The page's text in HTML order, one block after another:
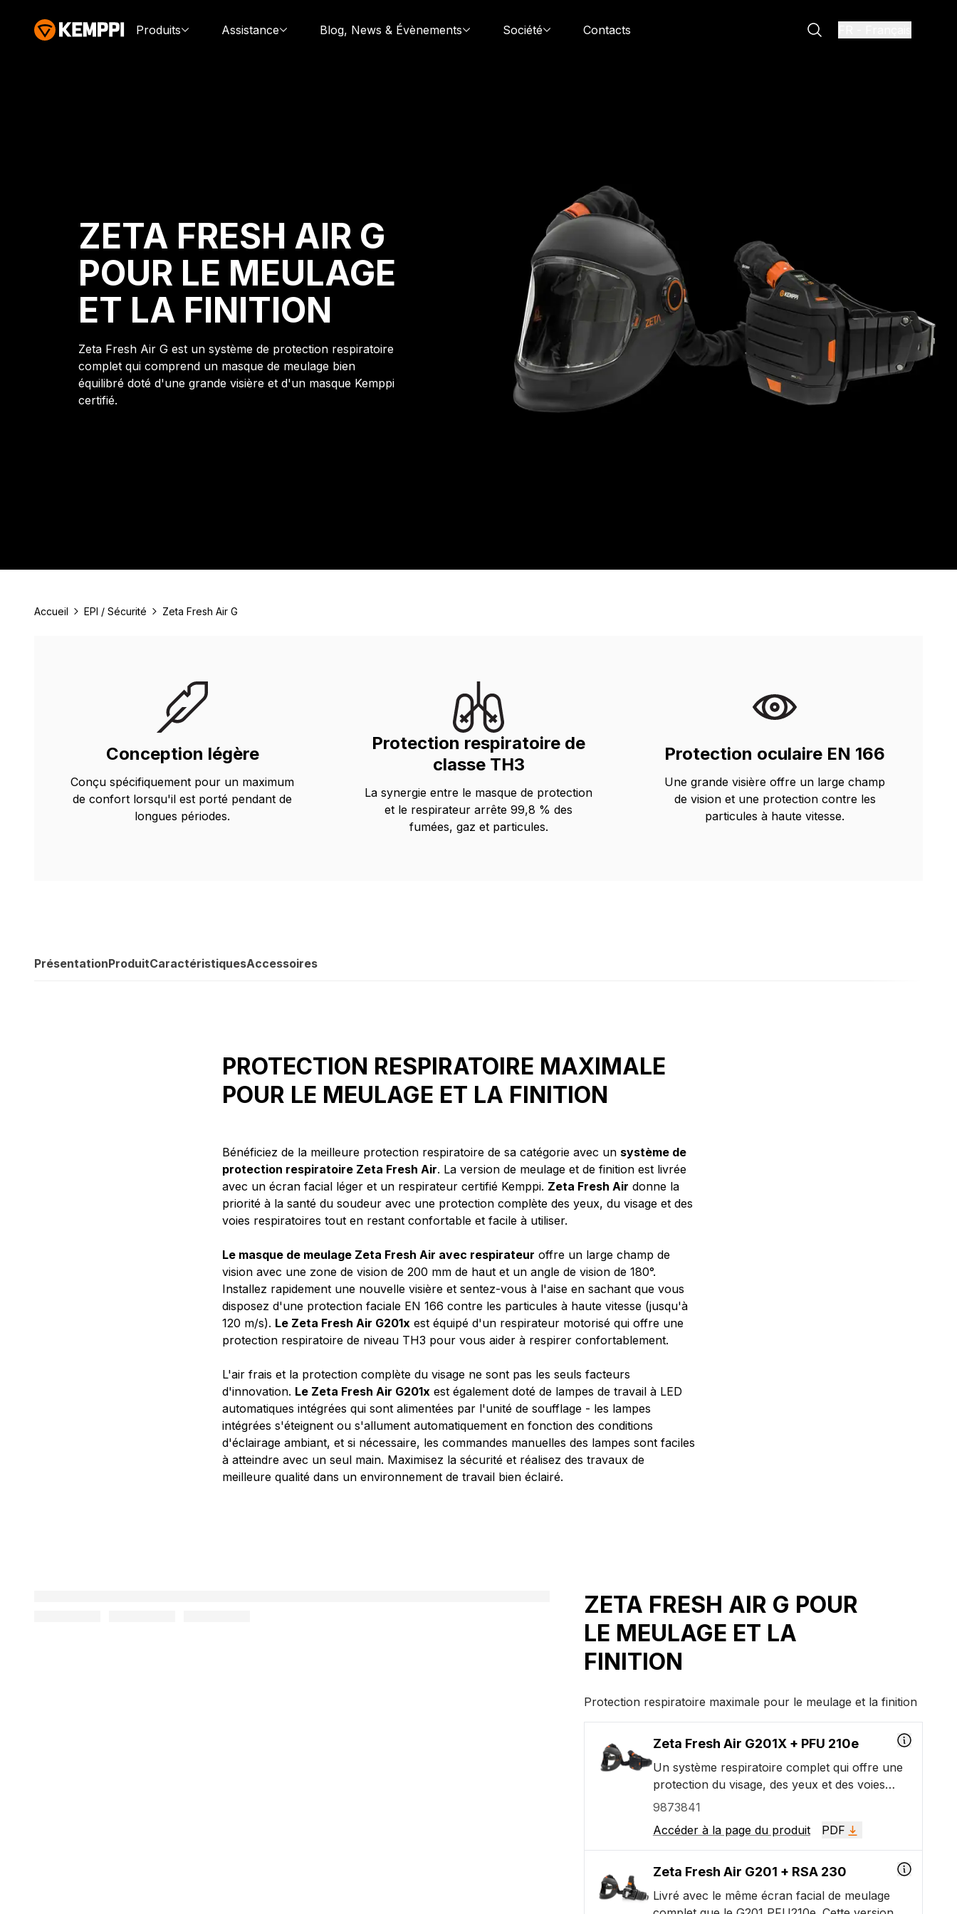
Produits Assistance Blog, News & Évènements Société Contacts
ZETA FRESH AIR G
POUR LE MEULAGE
ET LA FINITION
Zeta Fresh Air G est un système de protection respiratoire
complet qui comprend un masque de meulage bien
équilibré doté d'une grande visière et d'un masque Kemppi
certifié.
Accueil EPI / Sécurité Zeta Fresh Air G
Conception légère
Conçu spécifiquement pour un maximum
de confort lorsqu'il est porté pendant de
longues périodes.
Protection respiratoire de
classe TH3
La synergie entre le masque de protection
et le respirateur arrête 99,8 % des
fumées, gaz et particules.
Protection oculaire EN 166
Une grande visière offre un large champ
de vision et une protection contre les
particules à haute vitesse.
PrésentationProduitCaractéristiquesAccessoires
PROTECTION RESPIRATOIRE MAXIMALE
POUR LE MEULAGE ET LA FINITION
Bénéficiez de la meilleure protection respiratoire de sa catégorie avec un système de
protection respiratoire Zeta Fresh Air. La version de meulage et de finition est livrée
avec un écran facial léger et un respirateur certifié Kemppi. Zeta Fresh Air donne la
priorité à la santé du soudeur avec une protection complète des yeux, du visage et des
voies respiratoires tout en restant confortable et facile à utiliser.
Le masque de meulage Zeta Fresh Air avec respirateur offre un large champ de
vision avec une zone de vision de 200 mm de haut et un angle de vision de 180°.
Installez rapidement une nouvelle visière et sentez-vous à l'aise en sachant que vous
disposez d'une protection faciale EN 166 contre les particules à haute vitesse (jusqu'à
120 m/s). Le Zeta Fresh Air G201x est équipé d'un respirateur motorisé qui offre une
protection respiratoire de niveau TH3 pour vous aider à respirer confortablement.
L'air frais et la protection complète du visage ne sont pas les seuls facteurs
d'innovation. Le Zeta Fresh Air G201x est également doté de lampes de travail à LED
automatiques intégrées qui sont alimentées par l'unité de soufflage - les lampes
intégrées s'éteignent ou s'allument automatiquement en fonction des conditions
d'éclairage ambiant, et si nécessaire, les commandes manuelles des lampes sont faciles
à atteindre avec un seul main. Maximisez la sécurité et réalisez des travaux de
meilleure qualité dans un environnement de travail bien éclairé.
ZETA FRESH AIR G POUR
LE MEULAGE ET LA
FINITION
Protection respiratoire maximale pour le meulage et la finition
Zeta Fresh Air G201X + PFU 210e
Un système respiratoire complet qui offre une
protection du visage, des yeux et des voies
respiratoires tout en offrant un maximum de
comprend une unité de filtrage motorisée pour
une protection respiratoire de niveau TH3, une
grande visière facile à changer avec un grand
champ de vision, un filtre de soudage à
assombrissement automatique de premier
9873841
Accéder à la page du produit
PDF
Zeta Fresh Air G201 + RSA 230
Livré avec le même écran facial de meulage